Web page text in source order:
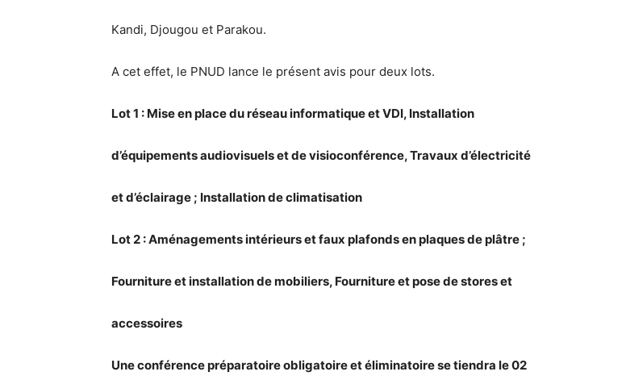
Kandi, Djougou et Parakou.
A cet effet, le PNUD lance le présent avis pour deux lots.
Lot 1 : Mise en place du réseau informatique et VDI, Installation
d’équipements audiovisuels et de visioconférence, Travaux d’électricité
et d’éclairage ; Installation de climatisation
Lot 2 : Aménagements intérieurs et faux plafonds en plaques de plâtre ;
Fourniture et installation de mobiliers, Fourniture et pose de stores et
accessoires
Une conférence préparatoire obligatoire et éliminatoire se tiendra le02